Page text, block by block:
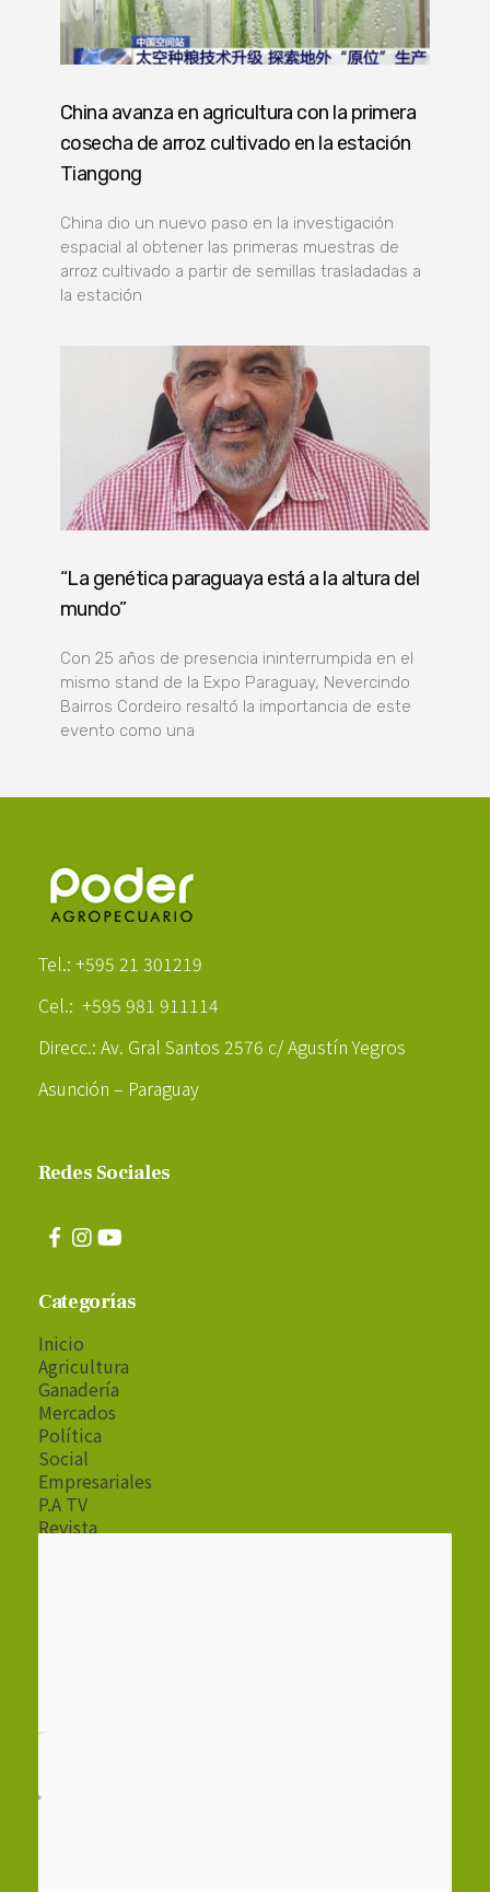
China avanza en agricultura con la primera
cosecha de arroz cultivado en la estación
Tiangong
China dio un nuevo paso en la investigación
espacial al obtener las primeras muestras de
arroz cultivado a partir de semillas trasladadas a
la estación
“La genética paraguaya está a la altura del
mundo”
Con 25 años de presencia ininterrumpida en el
mismo stand de la Expo Paraguay, Nevercindo
Bairros Cordeiro resaltó la importancia de este
evento como una
Tel.: +595 21 301219
Cel.: +595 981 911114
Direcc.: Av. Gral Santos 2576 c/ Agustín Yegros
Asunción – Paraguay
Redes Sociales
Categorías
Inicio
Agricultura
Ganadería
Mercados
Política
Social
Empresariales
P.A TV
Revista